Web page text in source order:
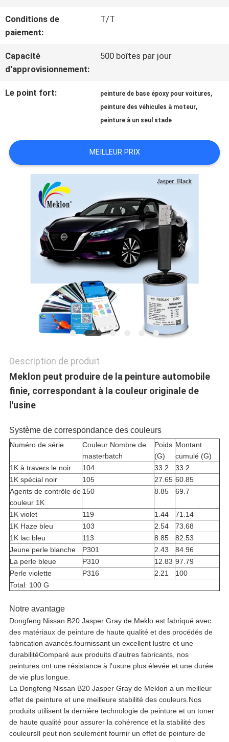
DE
SOUMISSION
POLITIQUE
CONFIDENTIALITÉ
Conditions de
paiement:
T/T
Capacité
d'approvisionnement:
500 boîtes par jour
Le point fort: peinture de base époxy pour voitures,
peinture des véhicules à moteur,
peinture à un seul stade
MEILLEUR PRIX
Description de produit
Meklon peut produire de la peinture automobile
finie, correspondant à la couleur originale de
l'usine
Système de correspondance des couleurs
Numéro de série
Couleur Nombre de
masterbatch
Poids
(G)
Montant
cumulé (G)
1K à travers le noir
104 33.2
33.2
1K spécial noir
105 27.65 60.85
Agents de contrôle de
couleur 1K
150 8.85 69.7
1K violet 119 1.44
71.14
1K Haze bleu
103 2.54
73.68
1K lac bleu
113 8.85
82.53
Jeune perle blanche
P301 2.43
84.96
La perle bleue
P310 12.83 97.79
Perle violette
P316 2.21
100
Total: 100 G
Notre avantage
Dongfeng Nissan B20 Jasper Gray de Meklo est fabriqué avec
des matériaux de peinture de haute qualité et des procédés de
fabrication avancés.fournissant un excellent lustre et une
durabilitéComparé aux produits d'autres fabricants, nos
peintures ont une résistance à l'usure plus élevée et une durée
de vie plus longue.
La Dongfeng Nissan B20 Jasper Gray de Meklon a un meilleur
effet de peinture et une meilleure stabilité des couleurs.Nos
produits utilisent la dernière technologie de peinture et un toner
de haute qualité pour assurer la cohérence et la stabilité des
couleursIl peut non seulement fournir un effet de peinture de